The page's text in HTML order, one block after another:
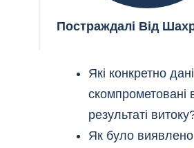
Постраждалі Від
Які конкретно
скомпрометовані
результаті
Як було виявлено